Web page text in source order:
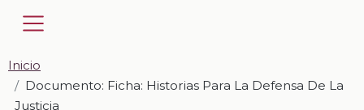
Inicio
Documento: Ficha: Historias Para La Defensa De La
Justicia